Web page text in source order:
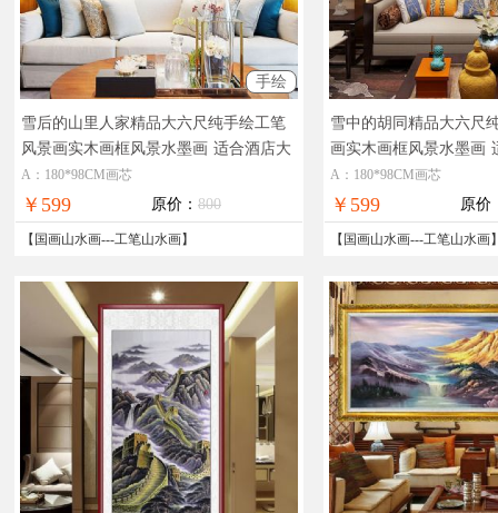
手绘
雪后的山里人家精品大六尺纯手绘工笔
风景画实木画框风景水墨画 适合酒店大
厅的风景水墨画
A：180*98CM画芯
￥599 原价： 800
【 国画山水画---工笔山水画】
雪中的胡同精品大六尺
画实木画框风景水墨画
装饰水墨画
A：180*98CM画芯
￥599 原价
【 国画山水画---工笔山水画